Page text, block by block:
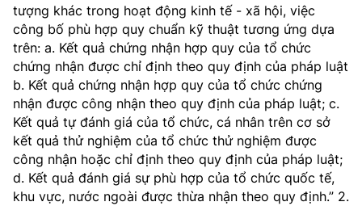
Địa chỉ: Ban Biên tập Cổng TTĐT - 18 Nguyễn Du, TP. Hà Nội
Điện thoại: 024 3936 9506
Email:stc@mst.gov.vn
©2026 Bản quyền thuộc Bộ Khoa Học và Công Nghệ
(Ghi rõ nguồn "https://mst.gov.vn" khi phát hành lại thông tin từ
website này)
tượng khác trong hoạt động kinh tế - xã hội, việc
công bố phù hợp quy chuẩn kỹ thuật tương ứng dựa
trên: a. Kết quả chứng nhận hợp quy của tổ chức
chứng nhận được chỉ định theo quy định của pháp luật
b. Kết quả chứng nhận hợp quy của tổ chức chứng
nhận được công nhận theo quy định của pháp luật; c.
Kết quả tự đánh giá của tổ chức, cá nhân trên cơ sở
kết quả thử nghiệm của tổ chức thử nghiệm được
công nhận hoặc chỉ định theo quy định của pháp luật;
d. Kết quả đánh giá sự phù hợp của tổ chức quốc tế,
khu vực, nước ngoài được thừa nhận theo quy định.” 2.